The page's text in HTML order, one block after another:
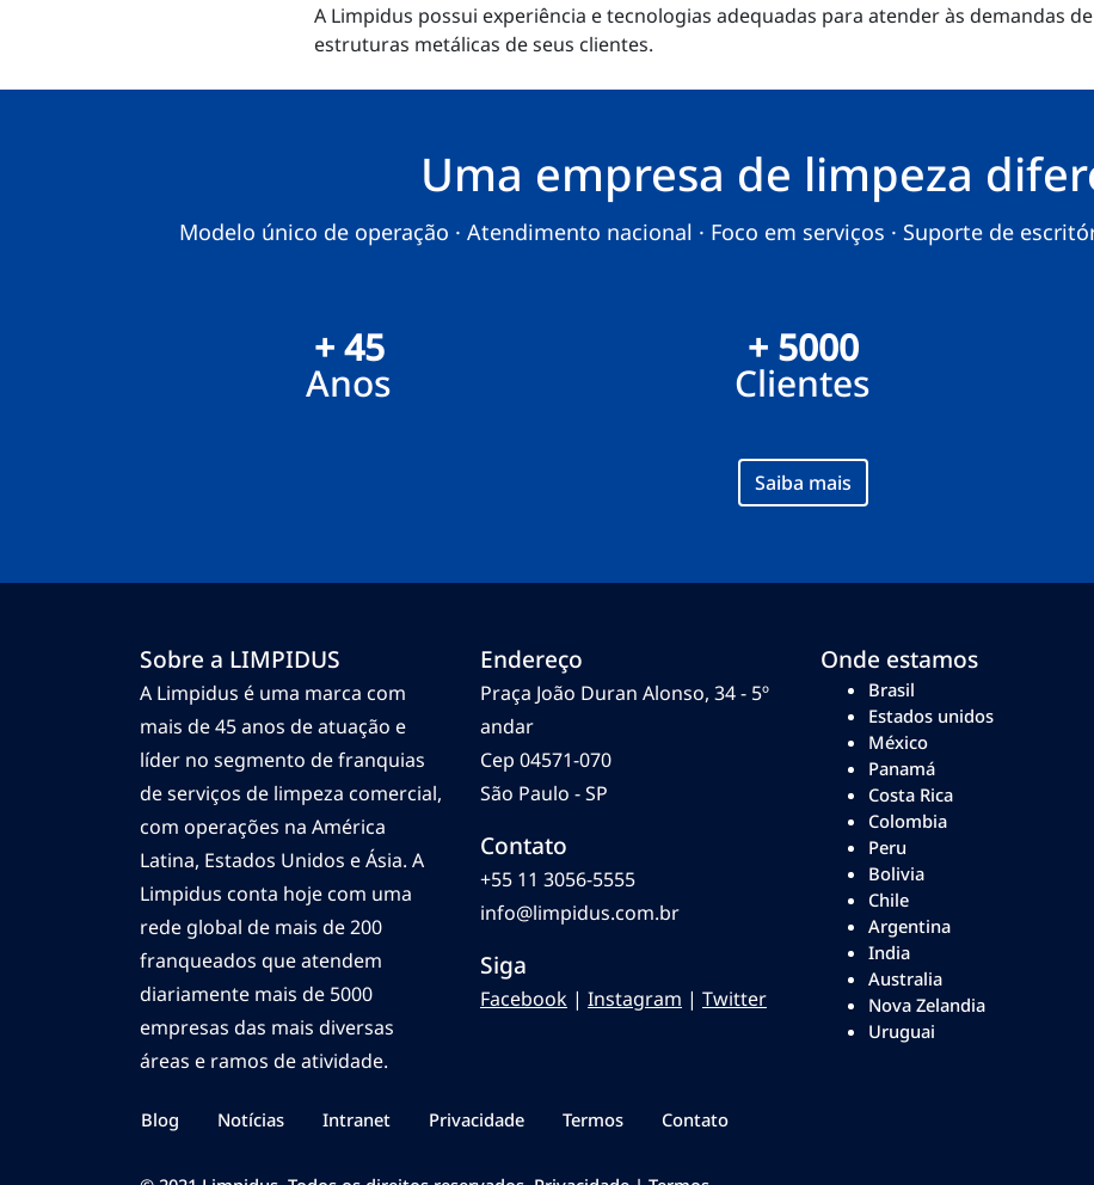
A Limpidus possui experiência e tecnologias adequadas para atender às demandas
estruturas metálicas de seus clientes.
Uma empresa de limpeza
Modelo único de operação · Atendimento nacional · Foco em serviços · Suporte de
+ 45
Anos
+ 5000
Clientes
Saiba mais
Sobre a LIMPIDUS
A Limpidus é uma marca com
mais de 45 anos de atuação e
líder no segmento de franquias
de serviços de limpeza comercial,
com operações na América
Latina, Estados Unidos e Ásia. A
Limpidus conta hoje com uma
rede global de mais de 200
franqueados que atendem
diariamente mais de 5000
empresas das mais diversas
áreas e ramos de atividade.
Endereço
Praça João Duran Alonso, 34 - 5º
andar
Cep 04571-070
São Paulo - SP
Contato
+55 11 3056-5555
info@limpidus.com.br
Siga
Facebook | Instagram | Twitter
Onde estamos
Brasil
Estados unidos
México
Panamá
Costa Rica
Colombia
Peru
Bolivia
Chile
Argentina
India
Australia
Nova Zelandia
Uruguai
Blog Notícias Intranet Privacidade Termos Contato